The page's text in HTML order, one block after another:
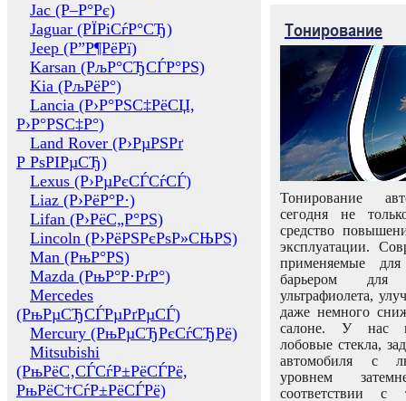
Jac (Р–Р°Рє)
Jaguar (РЇРіСѓР°СЂ)
Jeep (Р”Р¶РёРї)
Karsan (РљР°СЂСЃР°РЅ)
Kia (РљРёР°)
Lancia (Р›Р°РЅС‡РёСЏ,
Р›Р°РЅС‡Р°)
Land Rover (Р›РµРЅРґ
Р РѕРІРµСЂ)
Lexus (Р›РµРєСЃСѓСЃ)
Liaz (Р›РёР°Р·)
Lifan (Р›РёС„Р°РЅ)
Lincoln (Р›РёРЅРєРѕР»СЊРЅ)
Man (РњР°РЅ)
Mazda (РњР°Р·РґР°)
Mercedes
(РњРµСЂСЃРµРґРµСЃ)
Mercury (РњРµСЂРєСѓСЂРё)
Mitsubishi
(РњРёС‚СЃСѓР±РёСЃРё,
РњРёС†СѓР±РёСЃРё)
Тонирование
Тонирование
сегодня не
средство
эксплуатации.
применяемые
барьером для
ультрафиолета,
даже немного
салоне. У нас
лобовые стекла,
автомобиля с
уровнем
соответствии с